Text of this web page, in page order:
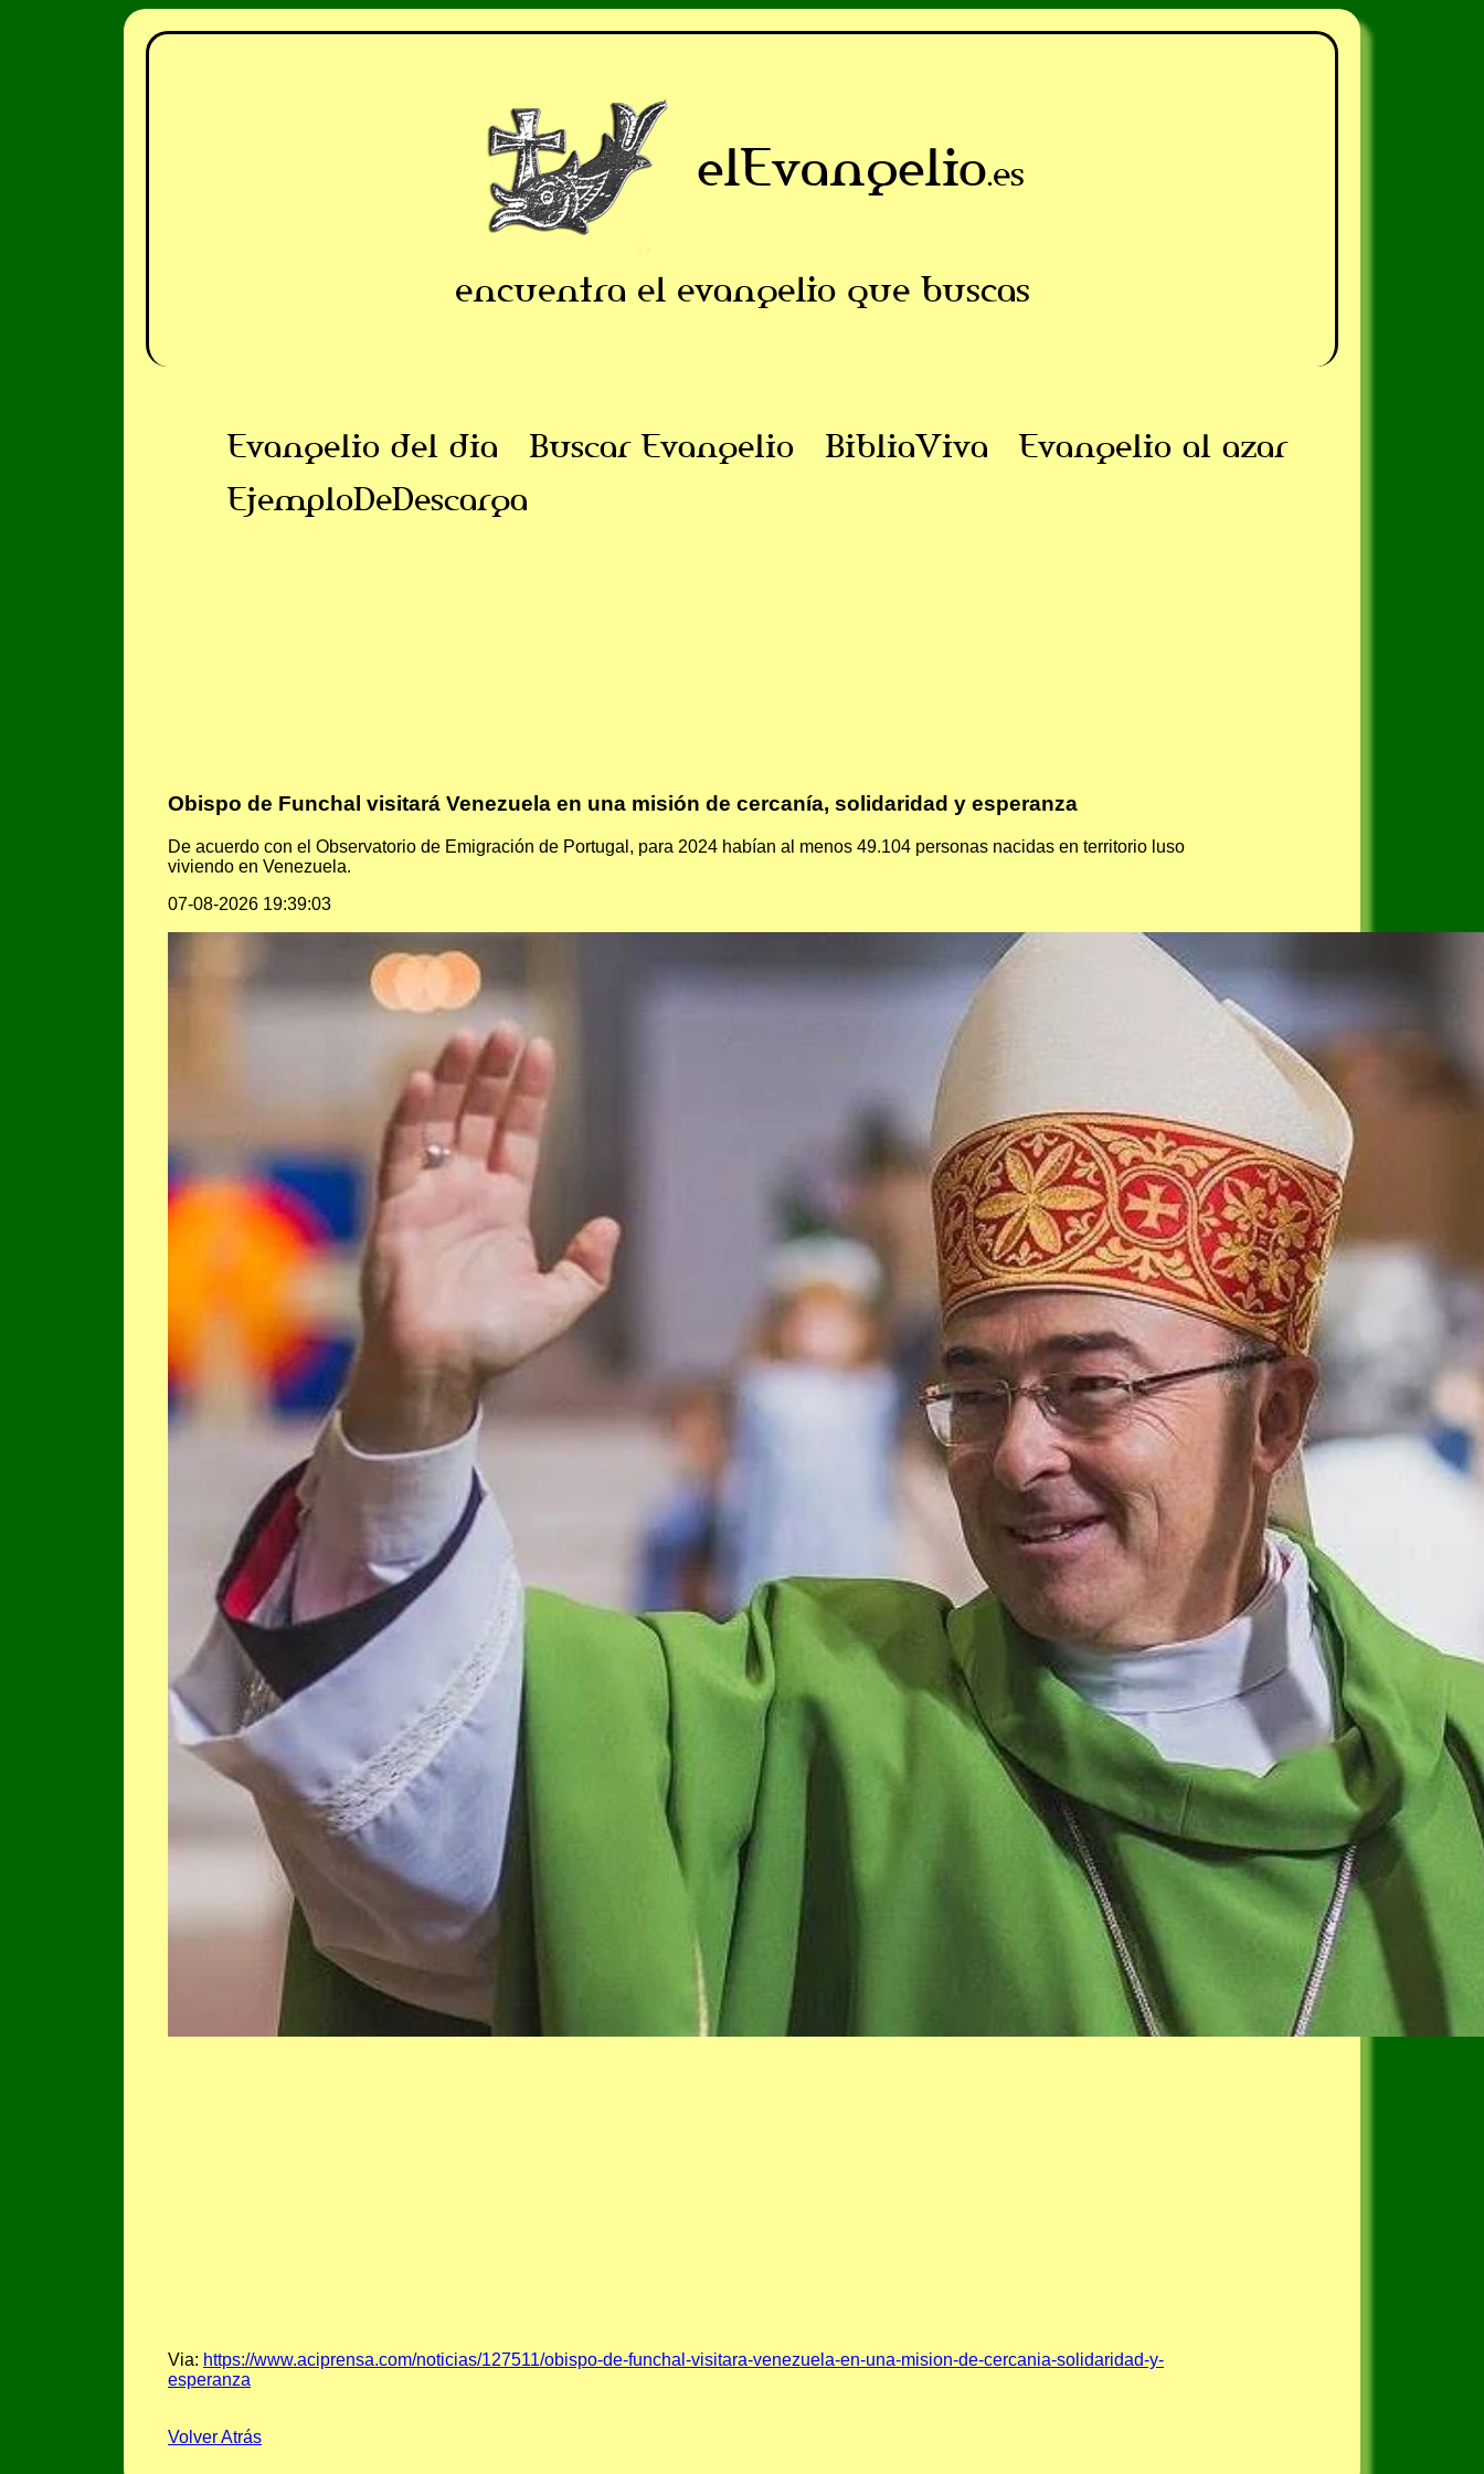
elEvangelio.es
encuentra el evangelio que buscas
Evangelio del dia Buscar Evangelio BibliaViva
Evangelio al azar
EjemploDeDescarga
Obispo de Funchal visitará Venezuela en una misión de cercanía, solidaridad y esperanza
De acuerdo con el Observatorio de Emigración de Portugal, para 2024 habían al menos 49.104 personas nacidas en territorio luso
viviendo en Venezuela.
07-08-2026 19:39:03
Via: https://www.aciprensa.com/noticias/127511/obispo-de-funchal-visitara-venezuela-en-una-mision-de-cercania-solidaridad-y-
esperanza
Volver Atrás